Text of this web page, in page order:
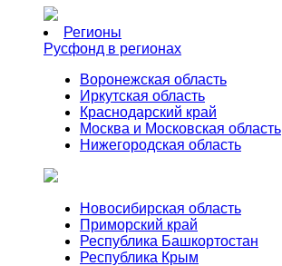
Регионы
Русфонд в регионах
Воронежская область
Иркутская область
Краснодарский край
Москва и Московская область
Нижегородская область
Новосибирская область
Приморский край
Республика Башкортостан
Республика Крым